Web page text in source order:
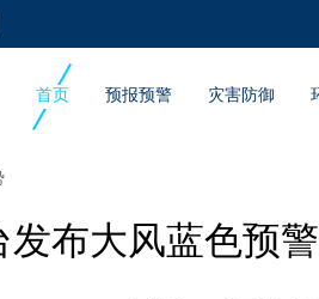
首页 预报预警 灾害防御
发布大风蓝色预